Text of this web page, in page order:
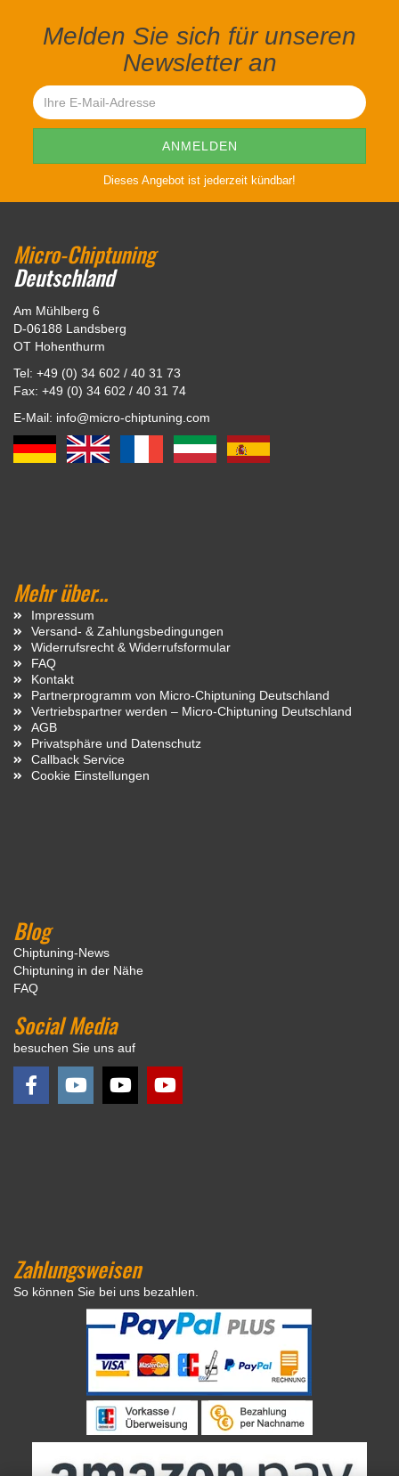
Melden Sie sich für unseren
Newsletter an
Dieses Angebot ist jederzeit kündbar!
Micro-Chiptuning
Deutschland
Am Mühlberg 6
D-06188 Landsberg
OT Hohenthurm
Tel: +49 (0) 34 602 / 40 31 73
Fax: +49 (0) 34 602 / 40 31 74
E-Mail: info@micro-chiptuning.com
Mehr über...
Impressum
Versand- & Zahlungsbedingungen
Widerrufsrecht & Widerrufsformular
FAQ
Kontakt
Partnerprogramm von Micro-Chiptuning Deutschland
Vertriebspartner werden – Micro-Chiptuning Deutschland
AGB
Privatsphäre und Datenschutz
Callback Service
Cookie Einstellungen
Blog
Chiptuning-News
Chiptuning in der Nähe
FAQ
Social Media
besuchen Sie uns auf
Zahlungsweisen
So können Sie bei uns bezahlen.